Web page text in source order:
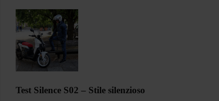
Test Silence S02 – Stile silenzioso